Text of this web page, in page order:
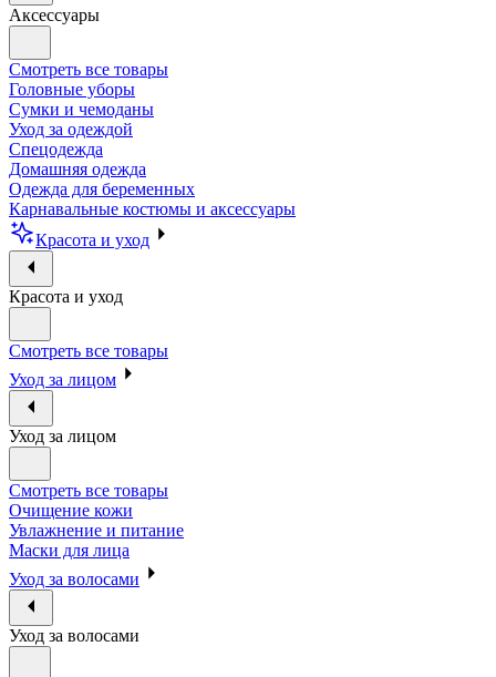
Аксессуары
Смотреть все товары
Головные уборы
Сумки и чемоданы
Уход за одеждой
Спецодежда
Домашняя одежда
Одежда для беременных
Карнавальные костюмы и аксессуары
Красота и уход
Красота и уход
Смотреть все товары
Уход за лицом
Уход за лицом
Смотреть все товары
Очищение кожи
Увлажнение и питание
Маски для лица
Уход за волосами
Уход за волосами